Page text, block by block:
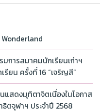
การสมาคมนักเรียนเก่าฯ
รียน ครั้งที่ 16 “เจริญสี”
แสดงมุทิตาจิตเนื่องในโอกาส
ตจุฬาฯ ประจำปี 2568